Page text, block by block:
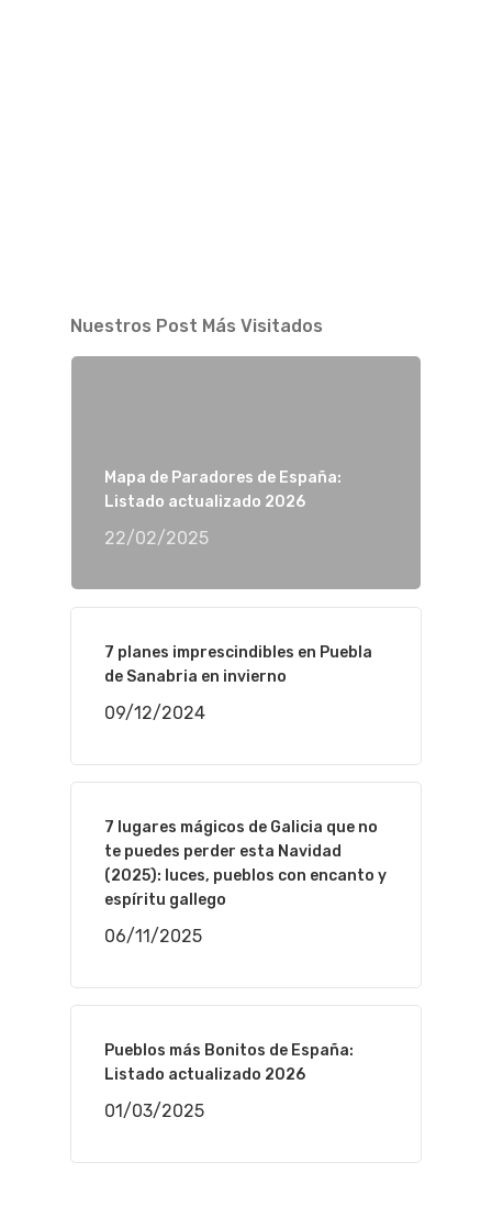
Nuestros Post Más Visitados
Mapa de Paradores de España:
Listado actualizado 2026
22/02/2025
7 planes imprescindibles en Puebla
de Sanabria en invierno
09/12/2024
7 lugares mágicos de Galicia que no
te puedes perder esta Navidad
(2025): luces, pueblos con encanto y
espíritu gallego
06/11/2025
Pueblos más Bonitos de España:
Listado actualizado 2026
01/03/2025